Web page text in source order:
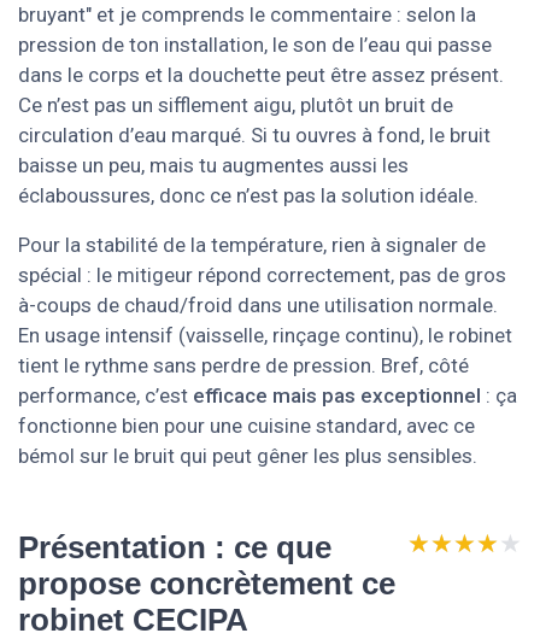
bruyant" et je comprends le commentaire : selon la
pression de ton installation, le son de l’eau qui passe
dans le corps et la douchette peut être assez présent.
Ce n’est pas un sifflement aigu, plutôt un bruit de
circulation d’eau marqué. Si tu ouvres à fond, le bruit
baisse un peu, mais tu augmentes aussi les
éclaboussures, donc ce n’est pas la solution idéale.
Pour la stabilité de la température, rien à signaler de
spécial : le mitigeur répond correctement, pas de gros
à-coups de chaud/froid dans une utilisation normale.
En usage intensif (vaisselle, rinçage continu), le robinet
tient le rythme sans perdre de pression. Bref, côté
performance, c’est efficace mais pas exceptionnel : ça
fonctionne bien pour une cuisine standard, avec ce
bémol sur le bruit qui peut gêner les plus sensibles.
Présentation : ce que
propose concrètement ce
robinet CECIPA
★★★★★
★★★★★